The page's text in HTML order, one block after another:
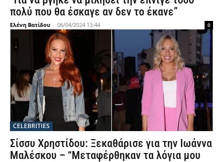
πολύ που θα έσκαγε αν δεν το έκανε”
Ελένη Βατίδου - 06/04/2024 13:44 0
CELEBRITIES
Σίσσυ Χρηστίδου: Ξεκαθάρισε για την Ιωάννα
Μαλέσκου – “Μεταφέρθηκαν τα λόγια μου